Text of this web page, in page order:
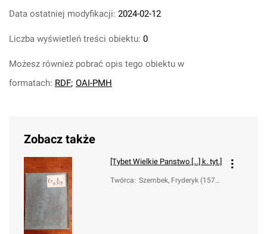
Data ostatniej modyfikacji: 2024-02-12
Liczba wyświetleń treści obiektu: 0
Możesz również pobrać opis tego obiektu w
formatach: RDF; OAI-PMH
Zobacz także
[Tybet Wielkie Panstwo [...] k. tyt.]
Twórca: Szembek, Fryderyk (1575-